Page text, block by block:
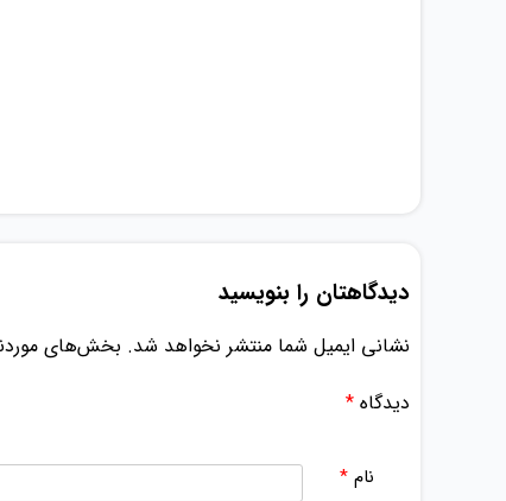
دیدگاهتان را بنویسید
نشانی ایمیل شما منتشر نخواهد شد. بخش‌های
دیدگاه *
نام*